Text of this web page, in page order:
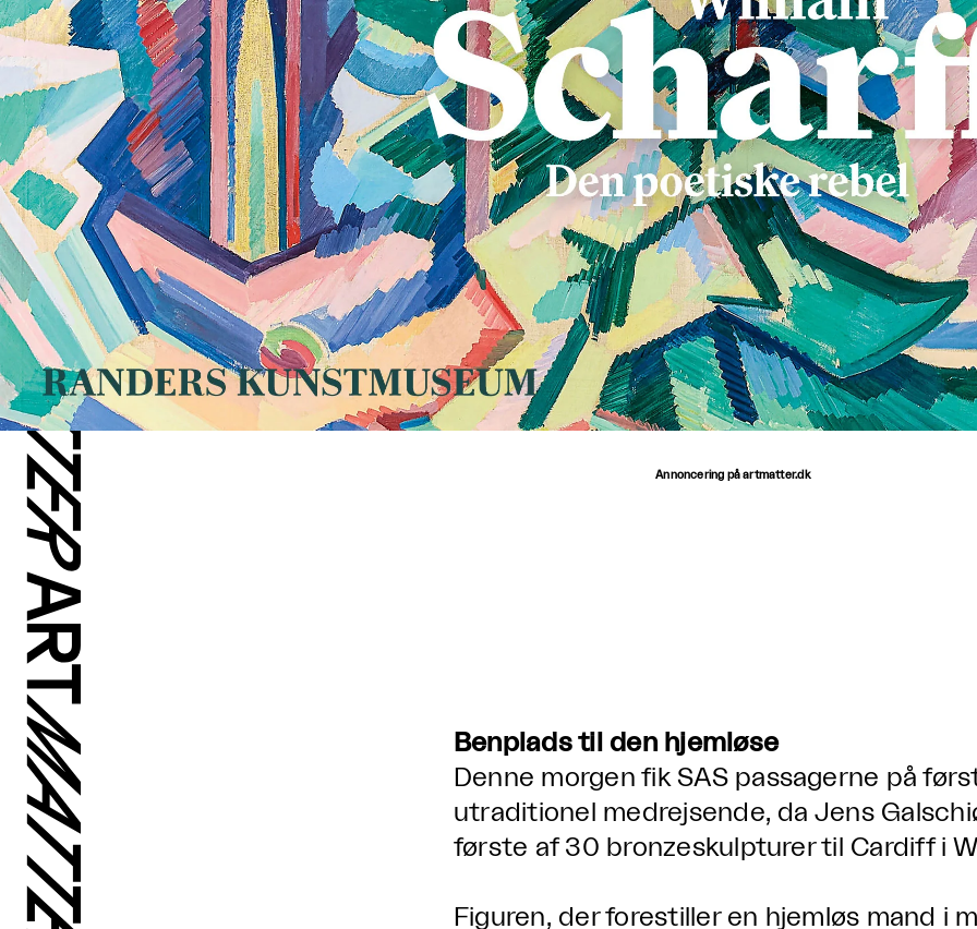
Annoncering på artmatter.dk
Benplads til den hjemløse
Denne morgen fik SAS passagerne på
utraditionel medrejsende, da Jens
første af 30 bronzeskulpturer til Cardiff i
Figuren, der forestiller en hjemløs mand i